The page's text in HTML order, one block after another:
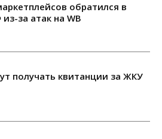
обратился в
за атак на WB
получать квитанции за ЖКУ